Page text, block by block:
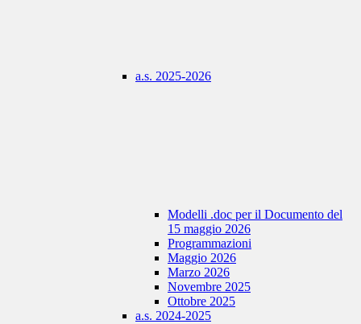
a.s. 2025-2026
Modelli .doc per il Documento del
15 maggio 2026
Programmazioni
Maggio 2026
Marzo 2026
Novembre 2025
Ottobre 2025
a.s. 2024-2025